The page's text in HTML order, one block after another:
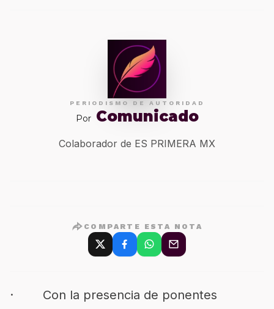
PERIODISMO DE AUTORIDAD
Por Comunicado
Colaborador de ES PRIMERA MX
COMPARTE ESTA NOTA
· Con la presencia de ponentes